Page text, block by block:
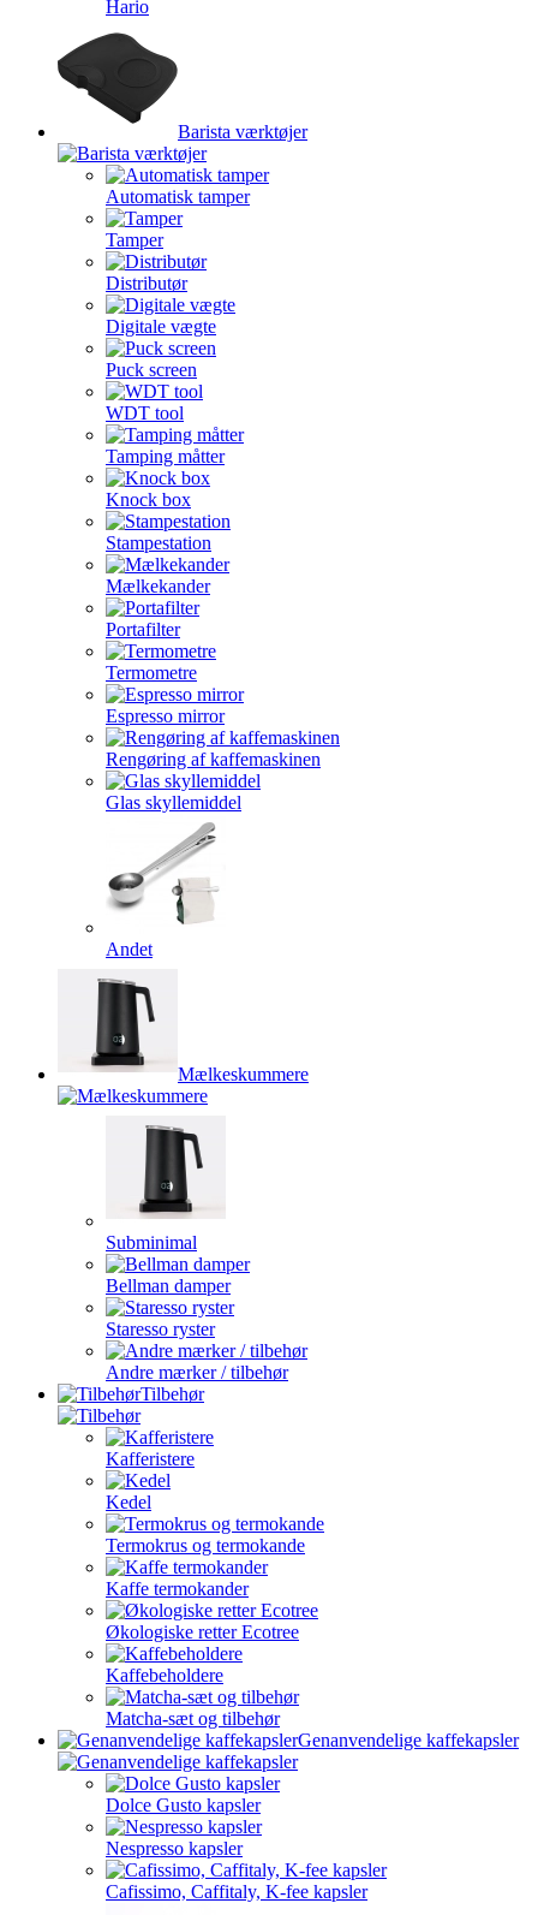
Hario
Barista værktøjer
Automatisk tamper
Tamper
Distributør
Digitale vægte
Puck screen
WDT tool
Tamping måtter
Knock box
Stampestation
Mælkekander
Portafilter
Termometre
Espresso mirror
Rengøring af kaffemaskinen
Glas skyllemiddel
Andet
Mælkeskummere
Subminimal
Bellman damper
Staresso ryster
Andre mærker / tilbehør
Tilbehør
Kafferistere
Kedel
Termokrus og termokande
Kaffe termokander
Økologiske retter Ecotree
Kaffebeholdere
Matcha-sæt og tilbehør
Genanvendelige kaffekapsler
Dolce Gusto kapsler
Nespresso kapsler
Cafissimo, Caffitaly, K-fee kapsler